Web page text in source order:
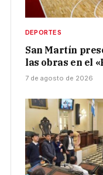
DEPORTES
San Martín
las obras en el
7 de agosto de 2026